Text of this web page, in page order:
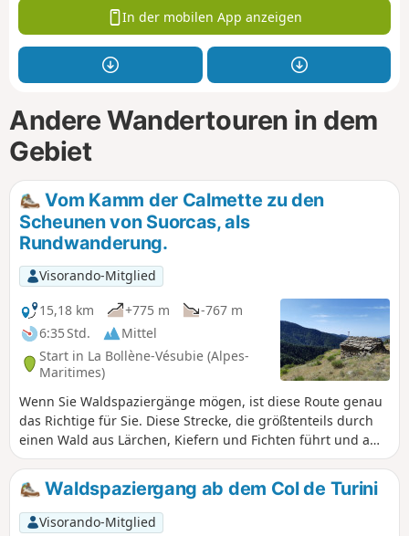
In der mobilen App anzeigen
Andere Wandertouren in dem
Gebiet
Vom Kamm der Calmette zu den
Scheunen von Suorcas, als
Rundwanderung.
Visorando-Mitglied
15,18 km
+775 m
-767 m
6:35 Std.
Mittel
Start in La Bollène-Vésubie (Alpes-
Maritimes)
Wenn Sie Waldspaziergänge mögen, ist diese Route genau
das Richtige für Sie. Diese Strecke, die größtenteils durch
einen Wald aus Lärchen, Kiefern und Fichten führt und am
legendären Col de Turini beginnt, bringt Sie über den
Kamm der Calmette und anschließend über die Baisse de
Patronel zu den Granges de Suorcas. Der Rückweg erfolgt
über die Piste de Tardei.
Waldspaziergang ab dem Col de Turini
Visorando-Mitglied